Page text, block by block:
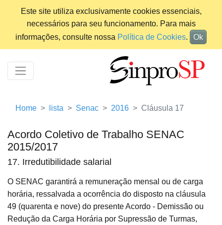
Este site utiliza exclusivamente cookies essenciais,
necessários para seu funcionamento. Para mais
informações, consulte nossa Política de Cookies. Ok
Home lista Senac 2016 Cláusula 17
Acordo Coletivo de Trabalho SENAC
2015/2017
17. Irredutibilidade salarial
O SENAC garantirá a remuneração mensal ou de carga
horária, ressalvada a ocorrência do disposto na cláusula
49 (quarenta e nove) do presente Acordo - Demissão ou
Redução da Carga Horária por Supressão de Turmas,